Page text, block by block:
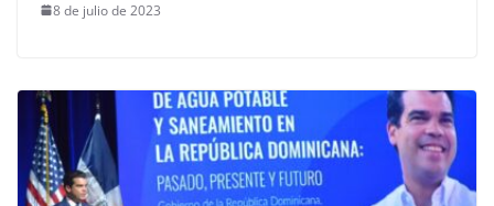
8 de julio de 2023